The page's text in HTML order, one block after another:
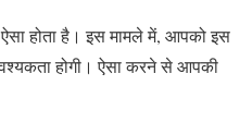
ऐसा होता है। इस मामले में, आपको इस
होगी। ऐसा करने से आपकी